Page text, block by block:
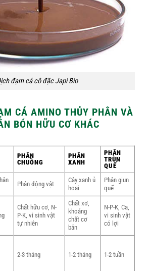
đạm cá cô đặc Japi Bio
CÁ AMINO THỦY PHÂN VÀ
BÓN HỮU CƠ KHÁC
PHÂN
CHUỒNG
PHÂN
XANH
PHÂN
TRÙN
QUẾ
Phân động vật
Cây xanh ủ
hoai
Phân giun
quế
Chất hữu cơ, N-
P-K, vi sinh vật
tự nhiên
Chất xơ,
khoáng
chất cơ
bản
N-P-K, Ca,
vi sinh vật
có lợi
2-3 tháng 1-2 tháng 1-2 tuần